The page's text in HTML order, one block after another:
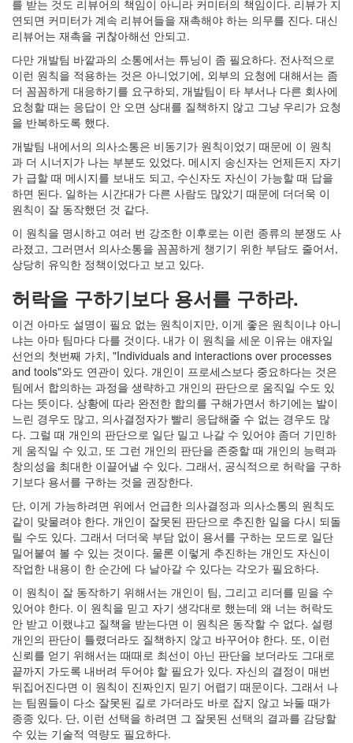
를 받는 것도 리뷰어의 책임이 아니라 커미터의 책임이다. 리뷰가 지
연되면 커미터가 계속 리뷰어들을 재촉해야 하는 의무를 진다. 대신
리뷰어는 재촉을 귀찮아해선 안되고.
다만 개발팀 바깥과의 소통에서는 튜닝이 좀 필요하다. 전사적으로
이런 원칙을 적용하는 것은 아니었기에, 외부의 요청에 대해서는 좀
더 꼼꼼하게 대응하기를 요구하되, 개발팀이 타 부서나 다른 회사에
요청할 때는 응답이 안 오면 상대를 질책하지 않고 그냥 우리가 요청
을 반복하도록 했다.
개발팀 내에서의 의사소통은 비동기가 원칙이었기 때문에 이 원칙
과 더 시너지가 나는 부분도 있었다. 메시지 송신자는 언제든지 자기
가 급할 때 메시지를 보내도 되고, 수신자도 자신이 가능할 때 답을
하면 된다. 일하는 시간대가 다른 사람도 많았기 때문에 더더욱 이
원칙이 잘 동작했던 것 같다.
이 원칙을 명시하고 여러 번 강조한 이후로는 이런 종류의 분쟁도 사
라졌고, 그러면서 의사소통을 꼼꼼하게 챙기기 위한 부담도 줄어서,
상당히 유익한 정책이었다고 보고 있다.
허락을 구하기보다 용서를 구하라.
이건 아마도 설명이 필요 없는 원칙이지만, 이게 좋은 원칙이냐 아니
냐는 아마 팀마다 다를 것이다. 내가 이 원칙을 세운 이유는 애자일
선언의 첫번째 가치, "Individuals and interactions over processes
and tools"와도 연관이 있다. 개인이 프로세스보다 중요하다는 것은
팀에서 합의하는 과정을 생략하고 개인의 판단으로 움직일 수도 있
다는 뜻이다. 상황에 따라 완전한 합의를 구해가면서 하기에는 발이
느린 경우도 많고, 의사결정자가 빨리 응답해줄 수 없는 경우도 많
다. 그럴 때 개인의 판단으로 일단 밀고 나갈 수 있어야 좀더 기민하
게 움직일 수 있고, 또 그런 개인의 판단을 존중할 때 개인의 능력과
창의성을 최대한 이끌어낼 수 있다. 그래서, 공식적으로 허락을 구하
기보다 용서를 구하는 것을 권장한다.
단, 이게 가능하려면 위에서 언급한 의사결정과 의사소통의 원칙도
같이 맞물려야 한다. 개인이 잘못된 판단으로 추진한 일을 다시 되돌
릴 수도 있다. 그래서 더더욱 부담 없이 용서를 구하는 모드로 일단
밀어붙여 볼 수 있는 것이다. 물론 이렇게 추진하는 개인도 자신이
작업한 내용이 한 순간에 다 날아갈 수 있다는 각오가 필요하다.
이 원칙이 잘 동작하기 위해서는 개인이 팀, 그리고 리더를 믿을 수
있어야 한다. 이 원칙을 믿고 자기 생각대로 했는데 왜 너는 허락도
안 받고 이랬냐고 질책을 받는다면 이 원칙은 동작할 수 없다. 설령
개인의 판단이 틀렸더라도 질책하지 않고 바꾸어야 한다. 또, 이런
신뢰를 얻기 위해서는 때때로 최선이 아닌 판단을 보더라도 그대로
끝까지 가도록 내버려 두어야 할 필요가 있다. 자신의 결정이 매번
뒤집어진다면 이 원칙이 진짜인지 믿기 어렵기 때문이다. 그래서 나
는 팀원들이 다소 잘못된 길로 가더라도 바로 잡지 않고 놔둘 때가
종종 있다. 단, 이런 선택을 하려면 그 잘못된 선택의 결과를 감당할
수 있는 기술적 역량도 필요하다.